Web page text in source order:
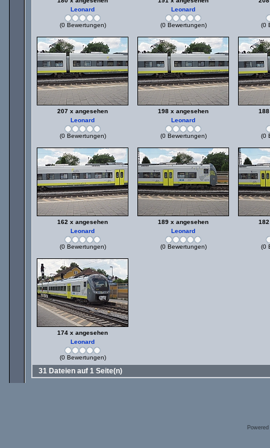
Leonard
(0 Bewertungen)
Leonard
(0 Bewertungen) (0
207 x angesehen
Leonard
(0 Bewertungen)
198 x angesehen
Leonard
(0 Bewertungen) (0
162 x angesehen
Leonard
(0 Bewertungen)
189 x angesehen
Leonard
(0 Bewertungen) (0
174 x angesehen
Leonard
(0 Bewertungen)
31 Dateien auf 1 Seite(n)